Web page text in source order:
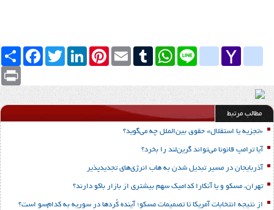
Facebook TwitterLinkedInPinterest Email TumblrWhatsApp Line
google_bookmarks
Yahoo
yahoo_messenger
Print
مطالب مرتبط
«تجزیه یا استقلال» حقوق بین‌الملل چه می‌گوید؟
آیا ترامپ قانونا می‌تواند گرین‌لند را بخرد؟
آذربایجان در مسیر تبدیل شدن به هاب انرژی‌های تجدیدپذیر
تهران، مسکو و یا آنکارا کدامیک سهم بیشتری از بازار باکو دارند؟
از نتیجه انتخابات آمریکا تا تصمیمات مسکو؛ آینده کُردها در سوریه به کدام‌سو است؟